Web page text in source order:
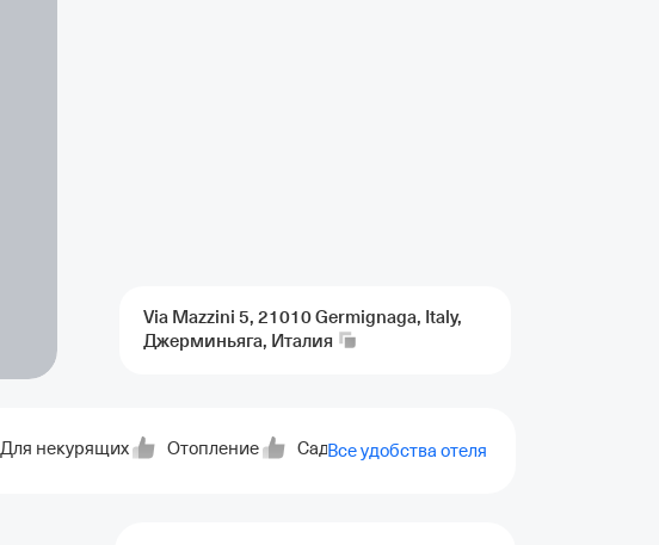
Via Mazzini 5, 21010 Germignaga, Italy,
Джерминьяга, Италия
Для некурящих Отопление Сад Мебель на улице
Все удобства отеля